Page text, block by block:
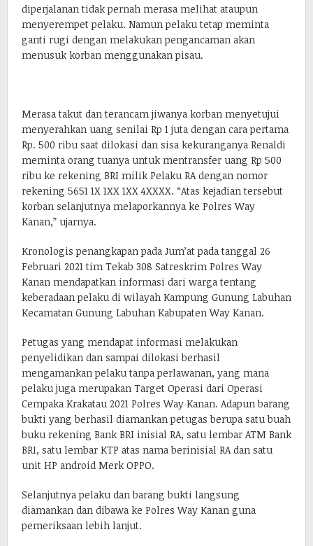
diperjalanan tidak pernah merasa melihat ataupun
menyerempet pelaku. Namun pelaku tetap meminta
ganti rugi dengan melakukan pengancaman akan
menusuk korban menggunakan pisau.
Merasa takut dan terancam jiwanya korban menyetujui
menyerahkan uang senilai Rp 1 juta dengan cara pertama
Rp. 500 ribu saat dilokasi dan sisa kekuranganya Renaldi
meminta orang tuanya untuk mentransfer uang Rp 500
ribu ke rekening BRI milik Pelaku RA dengan nomor
rekening 5651 1X 1XX 1XX 4XXXX. “Atas kejadian tersebut
korban selanjutnya melaporkannya ke Polres Way
Kanan,” ujarnya.
Kronologis penangkapan pada Jum’at pada tanggal 26
Februari 2021 tim Tekab 308 Satreskrim Polres Way
Kanan mendapatkan informasi dari warga tentang
keberadaan pelaku di wilayah Kampung Gunung Labuhan
Kecamatan Gunung Labuhan Kabupaten Way Kanan.
Petugas yang mendapat informasi melakukan
penyelidikan dan sampai dilokasi berhasil
mengamankan pelaku tanpa perlawanan, yang mana
pelaku juga merupakan Target Operasi dari Operasi
Cempaka Krakatau 2021 Polres Way Kanan. Adapun barang
bukti yang berhasil diamankan petugas berupa satu buah
buku rekening Bank BRI inisial RA, satu lembar ATM Bank
BRI, satu lembar KTP atas nama berinisial RA dan satu
unit HP android Merk OPPO.
Selanjutnya pelaku dan barang bukti langsung
diamankan dan dibawa ke Polres Way Kanan guna
pemeriksaan lebih lanjut.